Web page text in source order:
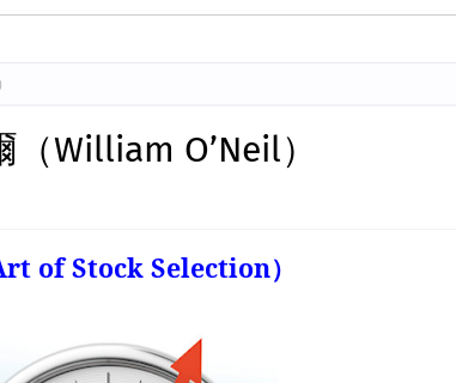
William O’Neil）
of Stock Selection）